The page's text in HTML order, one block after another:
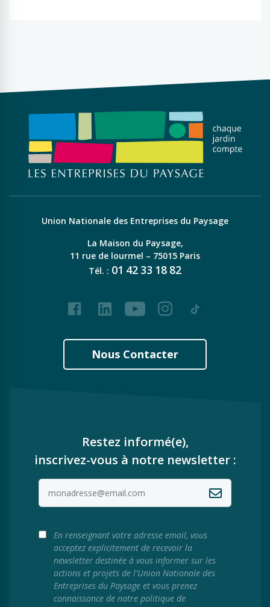
Union Nationale des Entreprises du Paysage
La Maison du Paysage,
11 rue de lourmel – 75015 Paris
Tél. : 01 42 33 18 82
FacebookLinkedInYoutubeInstagram
Tiktok
Nous Contacter
Restez informé(e),
inscrivez-vous à notre newsletter :
En renseignant votre adresse email, vous
acceptez explicitement de recevoir la
newsletter destinée à vous informer sur les
actions et projets de l'Union Nationale des
Entreprises du Paysage et vous prenez
connaissance de notre politique de